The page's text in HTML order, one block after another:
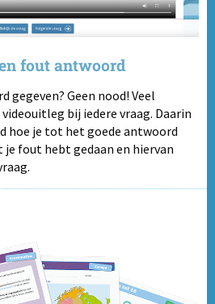
fout antwoord
gegeven? Geen nood! Veel
bij iedere vraag. Daarin
hoe je tot het goede antwoord
je fout hebt gedaan en hiervan